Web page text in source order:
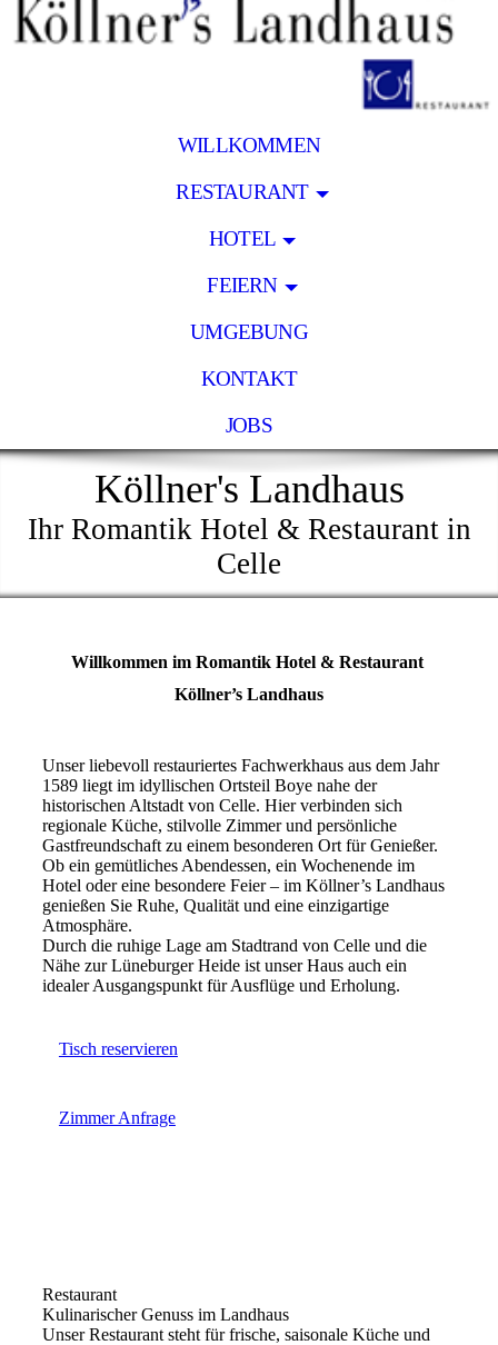
WILLKOMMEN
RESTAURANT
HOTEL
FEIERN
UMGEBUNG
KONTAKT
JOBS
Köllner's Landhaus
Ihr Romantik Hotel & Restaurant in
Celle
Willkommen im Romantik Hotel & Restaurant
Köllner’s Landhaus
Unser liebevoll restauriertes Fachwerkhaus aus dem Jahr
1589 liegt im idyllischen Ortsteil Boye nahe der
historischen Altstadt von Celle. Hier verbinden sich
regionale Küche, stilvolle Zimmer und persönliche
Gastfreundschaft zu einem besonderen Ort für Genießer.
Ob ein gemütliches Abendessen, ein Wochenende im
Hotel oder eine besondere Feier – im Köllner’s Landhaus
genießen Sie Ruhe, Qualität und eine einzigartige
Atmosphäre.
Durch die ruhige Lage am Stadtrand von Celle und die
Nähe zur Lüneburger Heide ist unser Haus auch ein
idealer Ausgangspunkt für Ausflüge und Erholung.
Tisch reservieren
Zimmer Anfrage
Restaurant
Kulinarischer Genuss im Landhaus
Unser Restaurant steht für frische, saisonale Küche und